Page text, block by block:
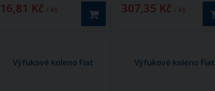
16,81 Kč / ks 307,35 Kč / ks
Výfukové koleno Fiat Výfukové koleno Fiat